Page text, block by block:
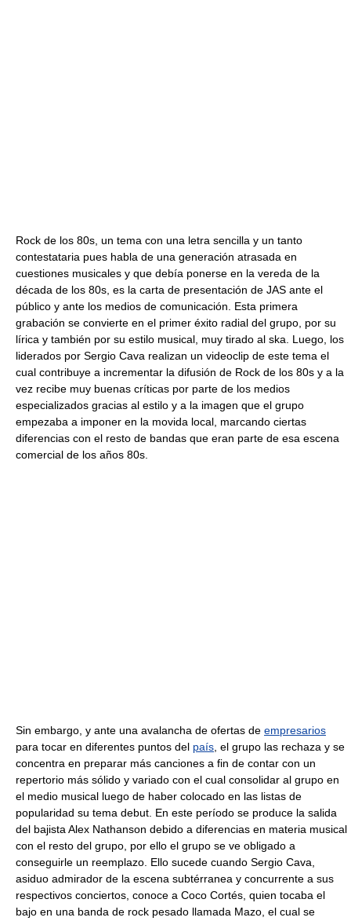
Rock de los 80s, un tema con una letra sencilla y un tanto
contestataria pues habla de una generación atrasada en
cuestiones musicales y que debía ponerse en la vereda de la
década de los 80s, es la carta de presentación de JAS ante el
público y ante los medios de comunicación. Esta primera
grabación se convierte en el primer éxito radial del grupo, por su
lírica y también por su estilo musical, muy tirado al ska. Luego, los
liderados por Sergio Cava realizan un videoclip de este tema el
cual contribuye a incrementar la difusión de Rock de los 80s y a la
vez recibe muy buenas críticas por parte de los medios
especializados gracias al estilo y a la imagen que el grupo
empezaba a imponer en la movida local, marcando ciertas
diferencias con el resto de bandas que eran parte de esa escena
comercial de los años 80s.
Sin embargo, y ante una avalancha de ofertas de empresarios
para tocar en diferentes puntos del país , el grupo las rechaza y se
concentra en preparar más canciones a fin de contar con un
repertorio más sólido y variado con el cual consolidar al grupo en
el medio musical luego de haber colocado en las listas de
popularidad su tema debut. En este período se produce la salida
del bajista Alex Nathanson debido a diferencias en materia musical
con el resto del grupo, por ello el grupo se ve obligado a
conseguirle un reemplazo. Ello sucede cuando Sergio Cava,
asiduo admirador de la escena subtérranea y concurrente a sus
respectivos conciertos, conoce a Coco Cortés, quien tocaba el
bajo en una banda de rock pesado llamada Mazo, el cual se